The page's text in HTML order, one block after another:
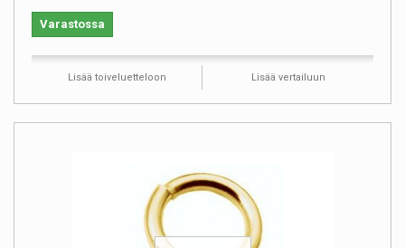
Varastossa
Lisää toiveluetteloon Lisää vertailuun